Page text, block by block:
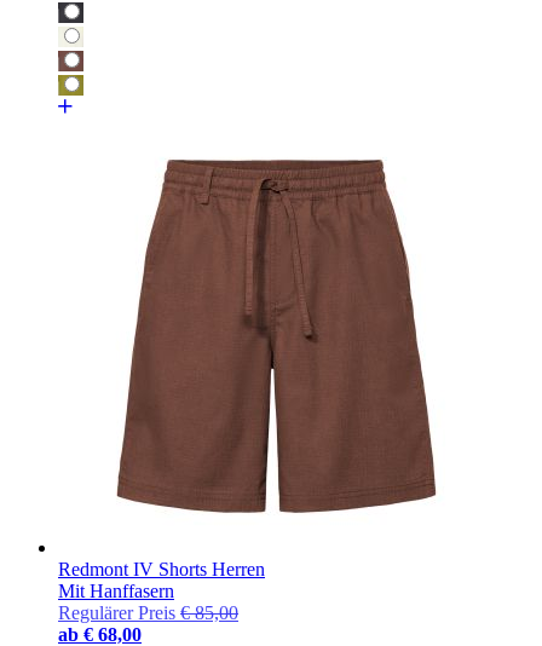
Redmont IV Shorts Herren
Mit Hanffasern
Regulärer Preis € 85,00
ab € 68,00